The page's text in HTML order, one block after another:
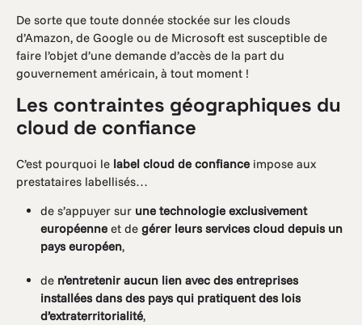
De sorte que toute donnée stockée sur les clouds
d’Amazon, de Google ou de Microsoft est susceptible de
faire l’objet d’une demande d’accès de la part du
gouvernement américain, à tout moment !
Les contraintes géographiques du
cloud de confiance
C’est pourquoi le label cloud de confiance impose aux
prestataires labellisés…
de s’appuyer sur une technologie exclusivement
européenne et de gérer leurs services cloud depuis un
pays européen,
de n’entretenir aucun lien avec des entreprises
installées dans des pays qui pratiquent des lois
d’extraterritorialité,